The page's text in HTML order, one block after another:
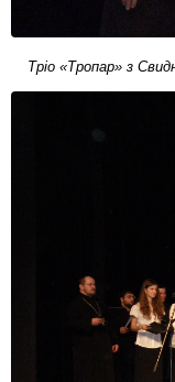
Тріо «Тропар» з